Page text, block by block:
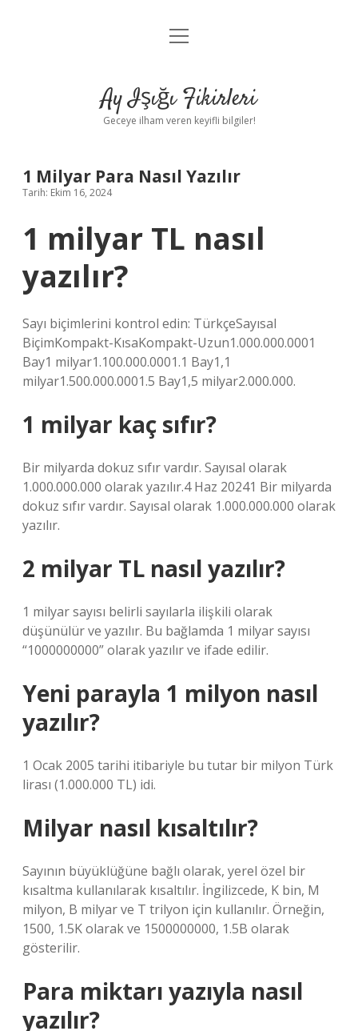
Anasayfa
Yasal Uyarı
menüyü
Ay Işığı Fikirleri
Geceye ilham veren keyifli bilgiler!
1 Milyar Para Nasıl Yazılır
Tarih: Ekim 16, 2024
1 milyar TL nasıl
yazılır?
Sayı biçimlerini kontrol edin: TürkçeSayısal
BiçimKompakt-KısaKompakt-Uzun1.000.000.0001
Bay1 milyar1.100.000.0001.1 Bay1,1
milyar1.500.000.0001.5 Bay1,5 milyar2.000.000.
1 milyar kaç sıfır?
Bir milyarda dokuz sıfır vardır. Sayısal olarak
1.000.000.000 olarak yazılır.4 Haz 20241 Bir milyarda
dokuz sıfır vardır. Sayısal olarak 1.000.000.000 olarak
yazılır.
2 milyar TL nasıl yazılır?
1 milyar sayısı belirli sayılarla ilişkili olarak
düşünülür ve yazılır. Bu bağlamda 1 milyar sayısı
“1000000000” olarak yazılır ve ifade edilir.
Yeni parayla 1 milyon nasıl
yazılır?
1 Ocak 2005 tarihi itibariyle bu tutar bir milyon Türk
lirası (1.000.000 TL) idi.
Milyar nasıl kısaltılır?
Sayının büyüklüğüne bağlı olarak, yerel özel bir
kısaltma kullanılarak kısaltılır. İngilizcede, K bin, M
milyon, B milyar ve T trilyon için kullanılır. Örneğin,
1500, 1.5K olarak ve 1500000000, 1.5B olarak
gösterilir.
Para miktarı yazıyla nasıl
yazılır?